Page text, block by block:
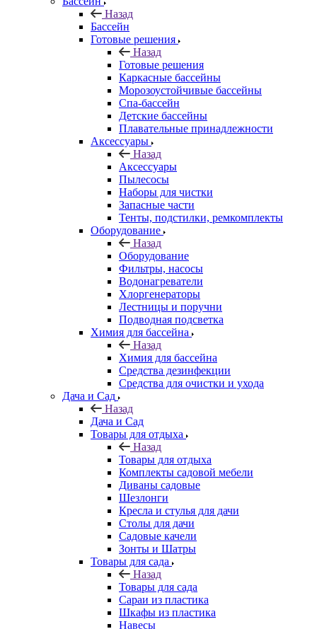
Назад
Бассейн
Готовые решения
Назад
Готовые решения
Каркасные бассейны
Морозоустойчивые бассейны
Спа-бассейн
Детские бассейны
Плавательные принадлежности
Аксессуары
Назад
Аксессуары
Пылесосы
Наборы для чистки
Запасные части
Тенты, подстилки, ремкомплекты
Оборудование
Назад
Оборудование
Фильтры, насосы
Водонагреватели
Хлоргенераторы
Лестницы и поручни
Подводная подсветка
Химия для бассейна
Назад
Химия для бассейна
Средства дезинфекции
Средства для очистки и ухода
Дача и Сад
Назад
Дача и Сад
Товары для отдыха
Назад
Товары для отдыха
Комплекты садовой мебели
Диваны садовые
Шезлонги
Кресла и стулья для дачи
Столы для дачи
Садовые качели
Зонты и Шатры
Товары для сада
Назад
Товары для сада
Сараи из пластика
Шкафы из пластика
Навесы